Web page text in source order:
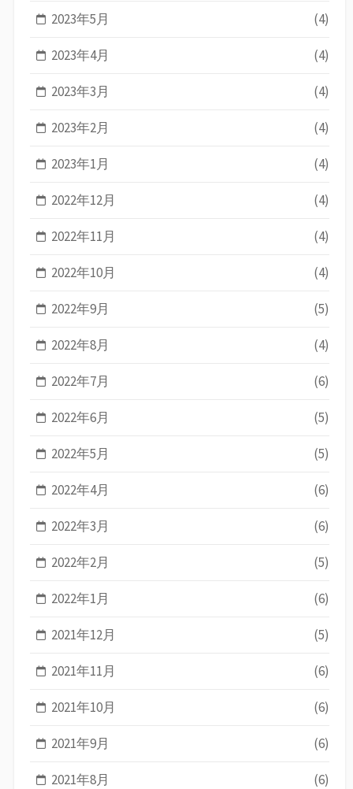
2023年5月 (4)
2023年4月 (4)
2023年3月 (4)
2023年2月 (4)
2023年1月 (4)
2022年12月 (4)
2022年11月 (4)
2022年10月 (4)
2022年9月 (5)
2022年8月 (4)
2022年7月 (6)
2022年6月 (5)
2022年5月 (5)
2022年4月 (6)
2022年3月 (6)
2022年2月 (5)
2022年1月 (6)
2021年12月 (5)
2021年11月 (6)
2021年10月 (6)
2021年9月 (6)
2021年8月 (6)